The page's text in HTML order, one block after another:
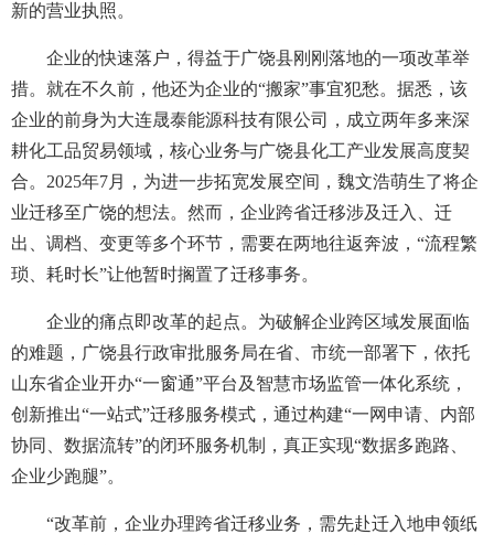
新的营业执照。
企业的快速落户，得益于广饶县刚刚落地的一项改革举
措。就在不久前，他还为企业的“搬家”事宜犯愁。据悉，该
企业的前身为大连晟泰能源科技有限公司，成立两年多来深
耕化工品贸易领域，核心业务与广饶县化工产业发展高度契
合。2025年7月，为进一步拓宽发展空间，魏文浩萌生了将企
业迁移至广饶的想法。然而，企业跨省迁移涉及迁入、迁
出、调档、变更等多个环节，需要在两地往返奔波，“流程繁
琐、耗时长”让他暂时搁置了迁移事务。
企业的痛点即改革的起点。为破解企业跨区域发展面临
的难题，广饶县行政审批服务局在省、市统一部署下，依托
山东省企业开办“一窗通”平台及智慧市场监管一体化系统，
创新推出“一站式”迁移服务模式，通过构建“一网申请、内部
协同、数据流转”的闭环服务机制，真正实现“数据多跑路、
企业少跑腿”。
“改革前，企业办理跨省迁移业务，需先赴迁入地申领纸